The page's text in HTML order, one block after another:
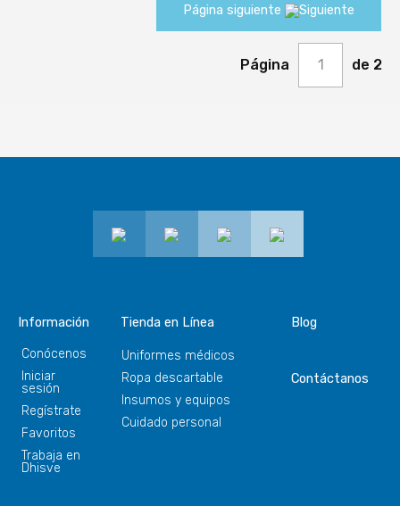
Página siguiente
Página 1 de 2
Información
Conócenos
Iniciar
sesión
Regístrate
Favoritos
Trabaja en
Dhisve
Tienda en Línea
Uniformes médicos
Ropa descartable
Insumos y equipos
Cuidado personal
Blog
Contáctanos